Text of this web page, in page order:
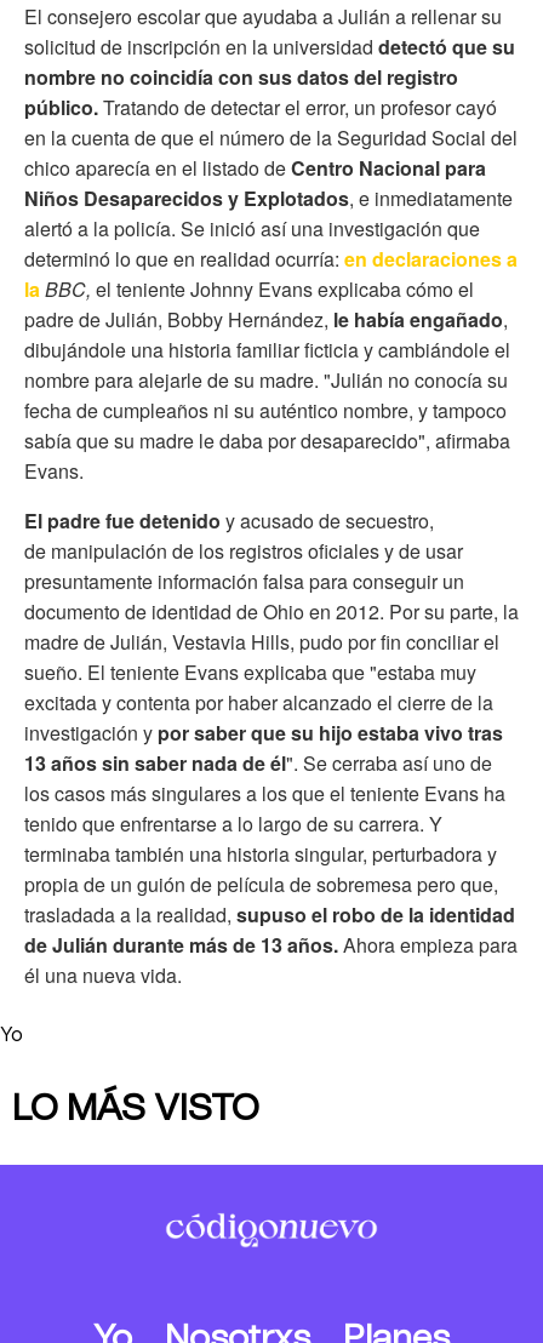
El consejero escolar que ayudaba a Julián a rellenar su
solicitud de inscripción en la universidad detectó que su
nombre no coincidía con sus datos del registro
público.Tratando de detectar el error, un profesor cayó
en la cuenta de que el número de la Seguridad Social del
chico aparecía en el listado deCentro Nacional para
Niños Desaparecidos y Explotados, e inmediatamente
alertó a la policía. Se inició así una investigación que
determinó lo que en realidad ocurría: en declaraciones a
laBBC, el teniente Johnny Evans explicaba cómo el
padre de Julián, Bobby Hernández, le había engañado,
dibujándole una historia familiar ficticia y cambiándole el
nombre para alejarle de su madre. "Julián no conocía su
fecha de cumpleaños ni su auténtico nombre, y tampoco
sabía que su madre le daba por desaparecido", afirmaba
Evans.
El padre fue detenido y acusado de secuestro,
de manipulación de los registros oficiales y de usar
presuntamente información falsa para conseguir un
documento de identidad de Ohio en 2012. Por su parte, la
madre de Julián, Vestavia Hills, pudo por fin conciliar el
sueño. El teniente Evans explicaba que "estaba muy
excitada y contenta por haber alcanzado el cierre de la
investigación y por saber que su hijo estaba vivo tras
13 años sin saber nada de él". Se cerraba así uno de
los casos más singulares a los que el teniente Evans ha
tenido que enfrentarse a lo largo de su carrera. Y
terminaba también una historia singular, perturbadora y
propia de un guión de película de sobremesa pero que,
trasladada a la realidad, supuso el robo de la identidad
de Julián durante más de 13 años.Ahora empieza para
él una nueva vida.
Yo
LO MÁS VISTO